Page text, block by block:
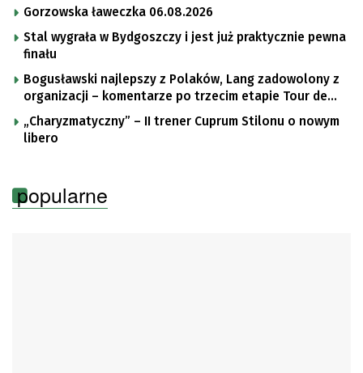
Gorzowska ławeczka 06.08.2026
Stal wygrała w Bydgoszczy i jest już praktycznie pewna
finału
Bogusławski najlepszy z Polaków, Lang zadowolony z
organizacji – komentarze po trzecim etapie Tour de
Pologne
„Charyzmatyczny” – II trener Cuprum Stilonu o nowym
libero
popularne